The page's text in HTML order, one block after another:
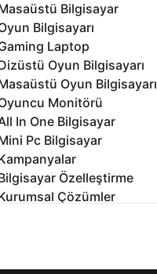
Bilgisayar
Bilgisayarı
Laptop
Oyun Bilgisayarı
Oyun Bilgisayarı
Monitörü
In One Bilgisayar
Pc Bilgisayar
Özelleştirme
Çözümler